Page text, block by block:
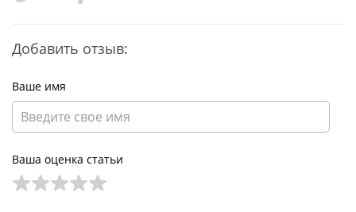
Добавить отзыв:
Ваше имя
Ваша оценка статьи